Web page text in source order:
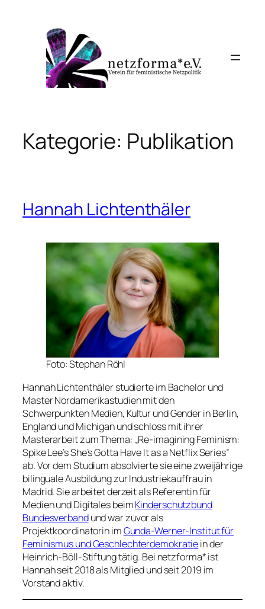
springen
Kategorie: Publikation
Hannah Lichtenthäler
Foto: Stephan Röhl
Hannah Lichtenthäler studierte im Bachelor und
Master Nordamerikastudien mit den
Schwerpunkten Medien, Kultur und Gender in Berlin,
England und Michigan und schloss mit ihrer
Masterarbeit zum Thema: „Re-imagining Feminism:
Spike Lee’sShe’s Gotta Have Itas a Netflix Series”
ab. Vor dem Studium absolvierte sie eine zweijährige
bilinguale Ausbildung zur Industriekauffrau in
Madrid. Sie arbeitet derzeit als Referentin für
Medien und Digitales beimKinderschutzbund
Bundesverbandund war zuvor als
Projektkoordinatorin imGunda-Werner-Institut für
Feminismus und Geschlechterdemokratiein der
Heinrich-Böll-Stiftung tätig. Bei netzforma* ist
Hannah seit 2018 als Mitglied und seit 2019 im
Vorstand aktiv.